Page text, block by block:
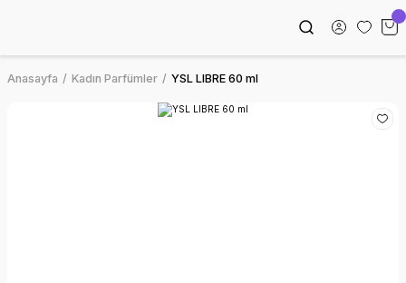
Anasayfa Kadın Parfümler YSL LIBRE 60 ml